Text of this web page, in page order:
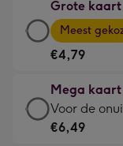
€3,49
-
Voor
kleine
gelukwens
-
Grote kaart
Grote
kaart
-
€4,79
-
Meest
gekozen
Meest
€4,79
Mega kaart
Mega
kaart
Voor de
€6,49